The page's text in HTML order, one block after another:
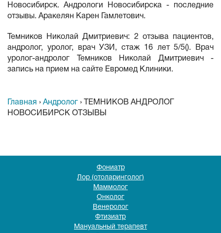
Новосибирск. Андрологи Новосибирска - последние
отзывы. Аракелян Карен Гамлетович.
Темников Николай Дмитриевич: 2 отзыва пациентов,
андролог, уролог, врач УЗИ, стаж 16 лет 5/5(). Врач
уролог-андролог Темников Николай Дмитриевич -
запись на прием на сайте Евромед Клиники.
Главная › Андролог ›
ТЕМНИКОВ АНДРОЛОГ
НОВОСИБИРСК ОТЗЫВЫ
Фониатр
Лор (отоларинголог)
Маммолог
Онколог
Венеролог
Фтизиатр
Мануальный терапевт